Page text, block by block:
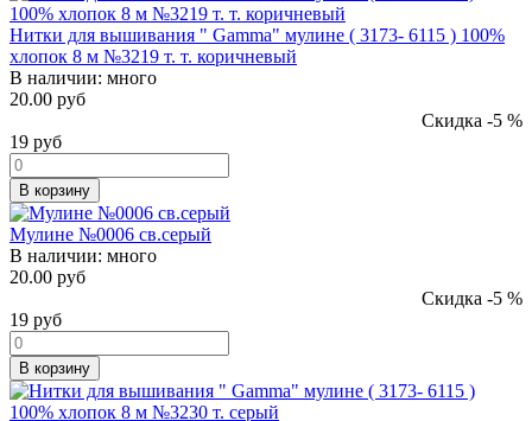
Нитки для вышивания " Gamma" мулине ( 3173- 6115 ) 100%
хлопок 8 м №3219 т. т. коричневый
В наличии: много
20.00 руб
Скидка -5 %
19 руб
В корзину
Мулине №0006 св.серый
В наличии: много
20.00 руб
Скидка -5 %
19 руб
В корзину